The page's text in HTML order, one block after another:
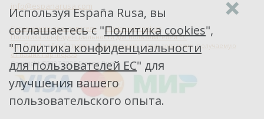
info@espanarusa.com
Соглашение пользователя
Политика cookies
Политика конфиденциальности для пользователей ЕС
Как Google обрабатывает информацию о пользователях, получаемую
от наших партнеров
Copyright ©2007-2026 Espana Rusa
Используя España Rusa, вы
соглашаетесь с "Политика cookies",
"Политика конфиденциальности
для пользователей ЕС" для
улучшения вашего
пользовательского опыта.